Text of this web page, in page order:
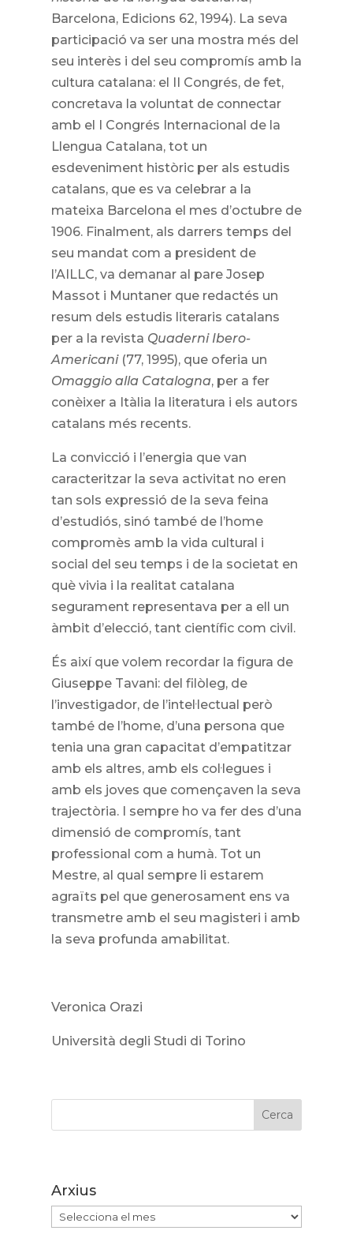
Barcelona, Edicions 62, 1994). La seva
participació va ser una mostra més del
seu interès i del seu compromís amb la
cultura catalana: el II Congrés, de fet,
concretava la voluntat de connectar
amb el I Congrés Internacional de la
Llengua Catalana, tot un
esdeveniment històric per als estudis
catalans, que es va celebrar a la
mateixa Barcelona el mes d’octubre de
1906. Finalment, als darrers temps del
seu mandat com a president de
l’AILLC, va demanar al pare Josep
Massot i Muntaner que redactés un
resum dels estudis literaris catalans
per a la revista Quaderni Ibero-
Americani(77, 1995), que oferia un
Omaggio alla Catalogna, per a fer
conèixer a Itàlia la literatura i els autors
catalans més recents.
La convicció i l’energia que van
caracteritzar la seva activitat no eren
tan sols expressió de la seva feina
d’estudiós, sinó també de l’home
compromès amb la vida cultural i
social del seu temps i de la societat en
què vivia i la realitat catalana
segurament representava per a ell un
àmbit d’elecció, tant científic com civil.
És així que volem recordar la figura de
Giuseppe Tavani: del filòleg, de
l’investigador, de l’intel·lectual però
també de l’home, d’una persona que
tenia una gran capacitat d’empatitzar
amb els altres, amb els col·legues i
amb els joves que començaven la seva
trajectòria. I sempre ho va fer des d’una
dimensió de compromís, tant
professional com a humà. Tot un
Mestre, al qual sempre li estarem
agraïts pel que generosament ens va
transmetre amb el seu magisteri i amb
la seva profunda amabilitat.
Veronica Orazi
Università degli Studi di Torino
Cerca
Arxius
Arxius